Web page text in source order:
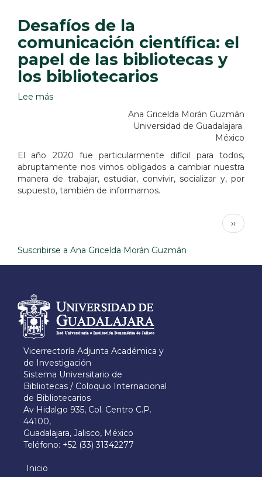
libre
acceso
Desafíos de la
comunicación científica: el
papel de las bibliotecas y
los bibliotecarios
Lee más
científica:
el
papel
de
bibliotecarios
Ana Gricelda Morán Guzmán
Universidad de Guadalajara
México
El año 2020 fue particularmente difícil para todos,
abruptamente nos vimos obligados a cambiar nuestra
manera de trabajar, estudiar, convivir, socializar y, por
supuesto, también de informarnos.
página
››
Suscribirse a Ana Gricelda Morán Guzmán
Información del
portal
Vicerrectoría Adjunta Académica y
de Investigación
Sistema Universitario de
Bibliotecas / Coloquio Internacional
de Bibliotecarios
Av Hidalgo 935, Col. Centro C.P.
44100,
Guadalajara, Jalisco, México
Teléfono: +52 (33) 31342277
Inicio